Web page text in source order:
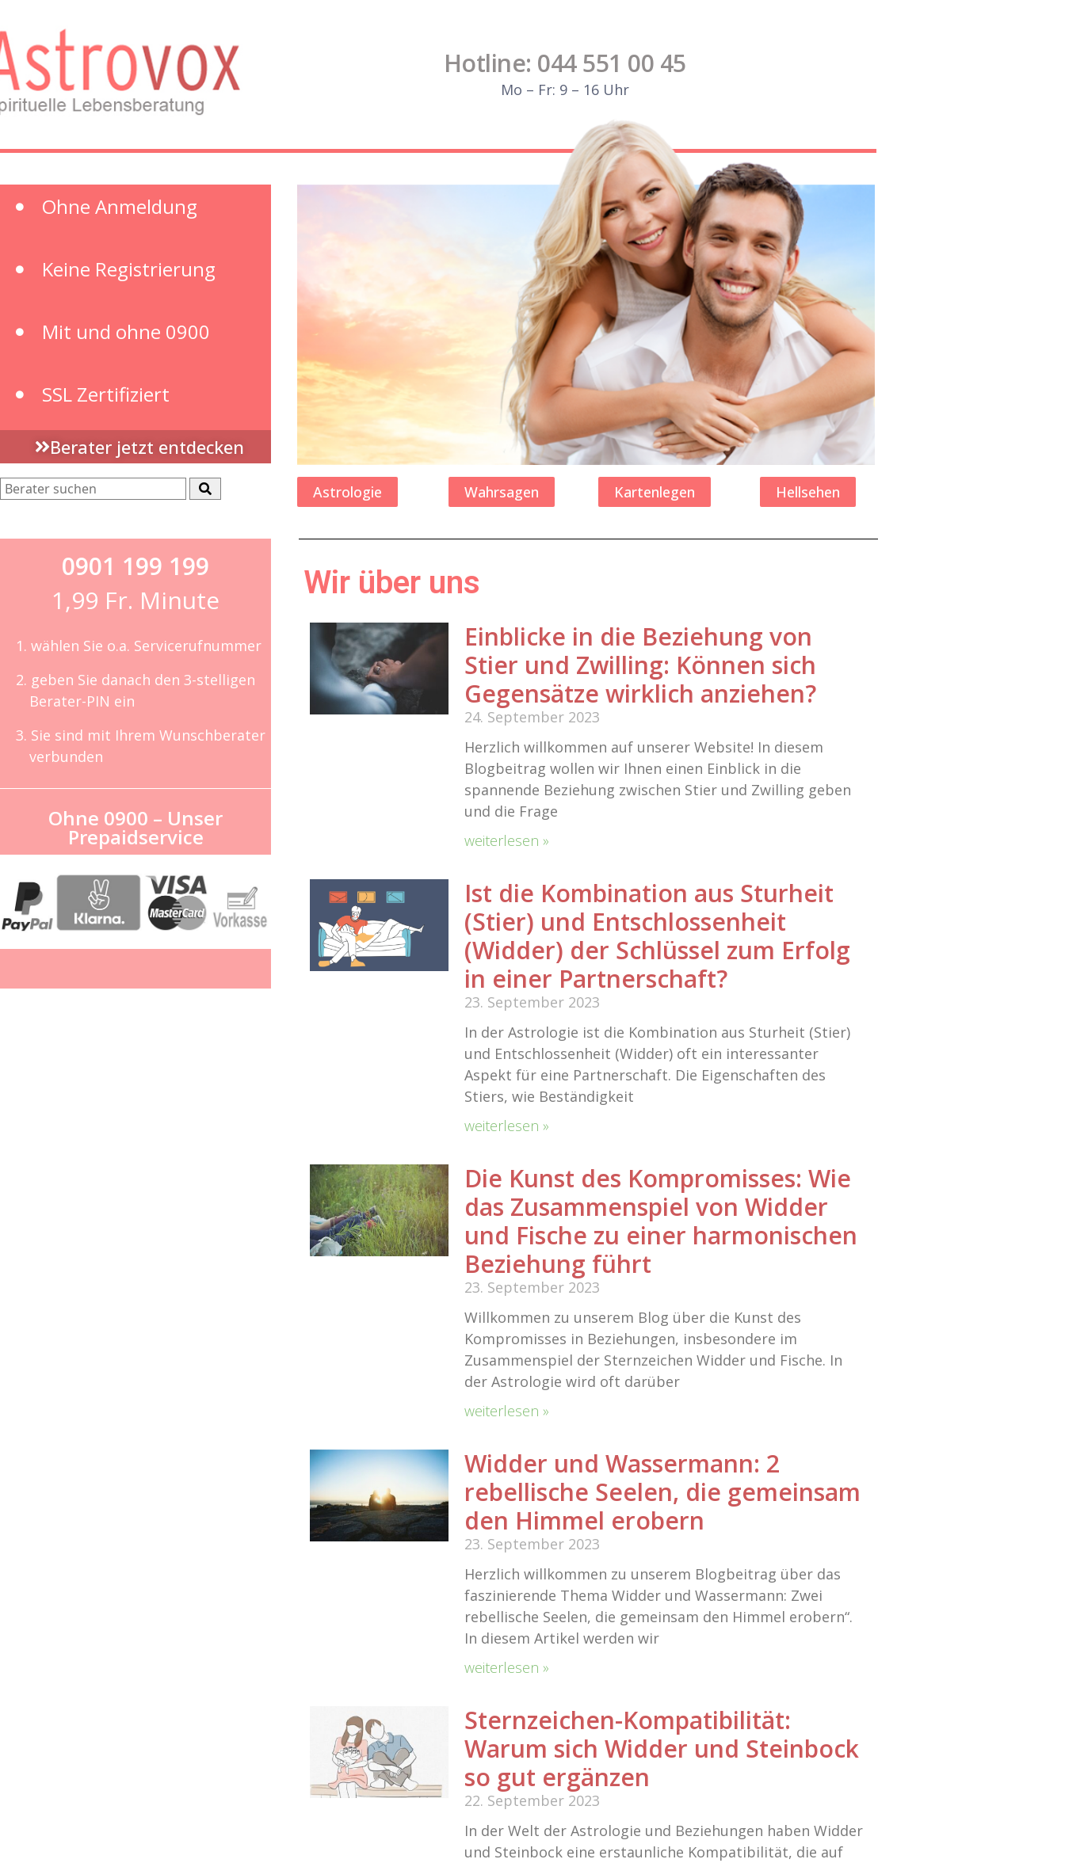
Hotline: 044 551 00 45
Mo – Fr: 9 – 16 Uhr
Ohne Anmeldung
Keine Registrierung
Mit und ohne 0900
SSL Zertifiziert
Berater jetzt entdecken
Astrologie Wahrsagen Kartenlegen Hellsehen
0901 199 199
1,99 Fr. Minute
1. wählen Sie o.a. Servicerufnummer
2. geben Sie danach den 3-stelligen
Berater-PIN ein
3. Sie sind mit Ihrem Wunschberater
verbunden
Ohne 0900 – Unser
Prepaidservice
Wir über uns
Einblicke in die Beziehung von
Stier und Zwilling: Können sich
Gegensätze wirklich anziehen?
24. September 2023
Herzlich willkommen auf unserer Website! In diesem
Blogbeitrag wollen wir Ihnen einen Einblick in die
spannende Beziehung zwischen Stier und Zwilling geben
und die Frage
weiterlesen »
Ist die Kombination aus Sturheit
(Stier) und Entschlossenheit
(Widder) der Schlüssel zum Erfolg
in einer Partnerschaft?
23. September 2023
In der Astrologie ist die Kombination aus Sturheit (Stier)
und Entschlossenheit (Widder) oft ein interessanter
Aspekt für eine Partnerschaft. Die Eigenschaften des
Stiers, wie Beständigkeit
weiterlesen »
Die Kunst des Kompromisses: Wie
das Zusammenspiel von Widder
und Fische zu einer harmonischen
Beziehung führt
23. September 2023
Willkommen zu unserem Blog über die Kunst des
Kompromisses in Beziehungen, insbesondere im
Zusammenspiel der Sternzeichen Widder und Fische. In
der Astrologie wird oft darüber
weiterlesen »
Widder und Wassermann: 2
rebellische Seelen, die gemeinsam
den Himmel erobern
23. September 2023
Herzlich willkommen zu unserem Blogbeitrag über das
faszinierende Thema Widder und Wassermann: Zwei
rebellische Seelen, die gemeinsam den Himmel erobern“.
In diesem Artikel werden wir
weiterlesen »
Sternzeichen-Kompatibilität:
Warum sich Widder und Steinbock
so gut ergänzen
22. September 2023
In der Welt der Astrologie und Beziehungen haben Widder
und Steinbock eine erstaunliche Kompatibilität, die auf